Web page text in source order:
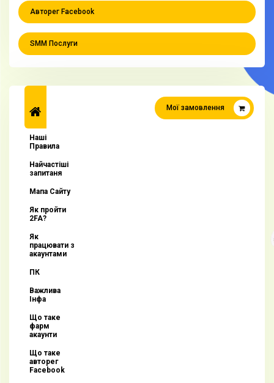
Авторег Facebook
SMM Послуги
Наші
Правила
Найчастіші
запитаня
Мапа Сайту
Як пройти
2FA?
Як
працювати з
акаунтами
ПК
Важлива
Інфа
Що таке
фарм
акаунти
Що таке
авторег
Facebook
Мої замовлення